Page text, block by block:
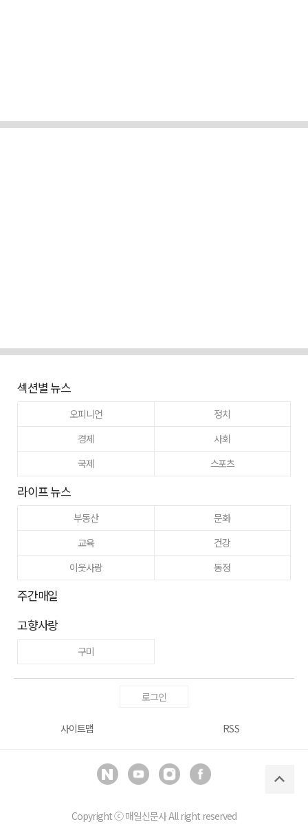
섹션별 뉴스
오피니언
정치
경제
사회
국제
스포츠
라이프 뉴스
부동산
문화
교육
건강
이웃사랑
동정
주간매일
고향사랑
구미
로그인
사이트맵 RSS
Copyright ⓒ매일신문사All right reserved